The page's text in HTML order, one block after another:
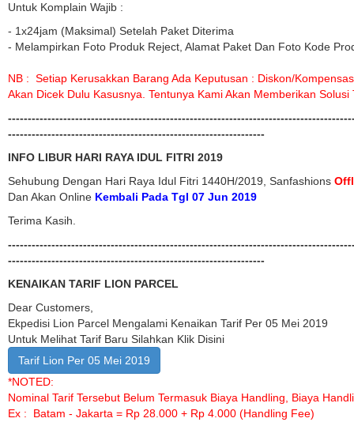
Untuk Komplain Wajib :
- 1x24jam (maksimal) Setelah Paket Diterima
- Melampirkan Foto Produk Reject, Alamat Paket Dan Foto Kode
NB : Setiap Kerusakkan Barang Ada Keputusan : Diskon/
Akan Dicek Dulu Kasusnya. Tentunya Kami Akan Memberikan
-----------------------------------------------------------------
INFO LIBUR HARI RAYA IDUL FITRI 2019
Sehubung Dengan Hari Raya Idul Fitri 1440H/2019, Sanfashions
Dan Akan Online Kembali Pada Tgl 07 Jun 2019
Terima Kasih.
-----------------------------------------------------------------
KENAIKAN TARIF LION PARCEL
Dear Customers,
Ekpedisi Lion Parcel Mengalami Kenaikan Tarif Per 05 Mei 2019
Untuk Melihat Tarif Baru Silahkan Klik Disini
Tarif Lion Per 05 Mei 2019
*NOTED:
Nominal Tarif Tersebut Belum Termasuk Biaya Handling, Biaya
Ex :
Batam - Jakarta = Rp 28.000 + Rp 4.000 (Handling Fee)